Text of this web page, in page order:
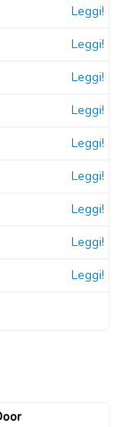
Leggi!
Leggi!
Leggi!
Leggi!
Leggi!
Leggi!
Leggi!
Leggi!
Leggi!